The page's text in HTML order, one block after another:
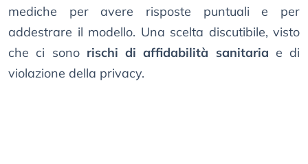
mediche per avere risposte puntuali e per
addestrare il modello. Una scelta discutibile, visto
che ci sono rischi di affidabilità sanitaria e di
violazione della privacy.